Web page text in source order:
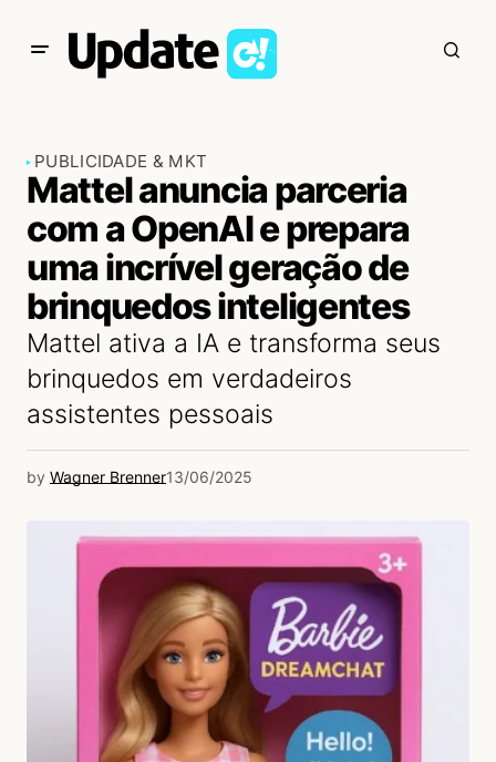
PUBLICIDADE & MKT
Mattel anuncia parceria
com a OpenAI e prepara
uma incrível geração de
brinquedos inteligentes
Mattel ativa a IA e transforma seus
brinquedos em verdadeiros
assistentes pessoais
by Wagner Brenner13/06/2025